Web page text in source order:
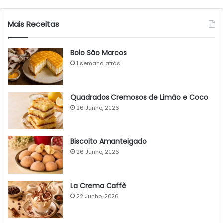
Mais Receitas
Bolo São Marcos
1 semana atrás
Quadrados Cremosos de Limão e Coco
26 Junho, 2026
Biscoito Amanteigado
26 Junho, 2026
La Crema Caffè
22 Junho, 2026